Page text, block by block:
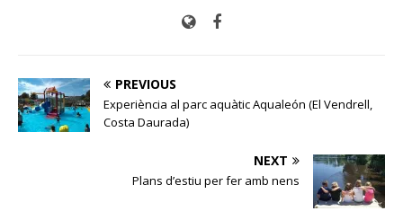
PREVIOUS
Experiència al parc aquàtic Aqualeón (El Vendrell,
Costa Daurada)
NEXT
Plans d’estiu per fer amb nens